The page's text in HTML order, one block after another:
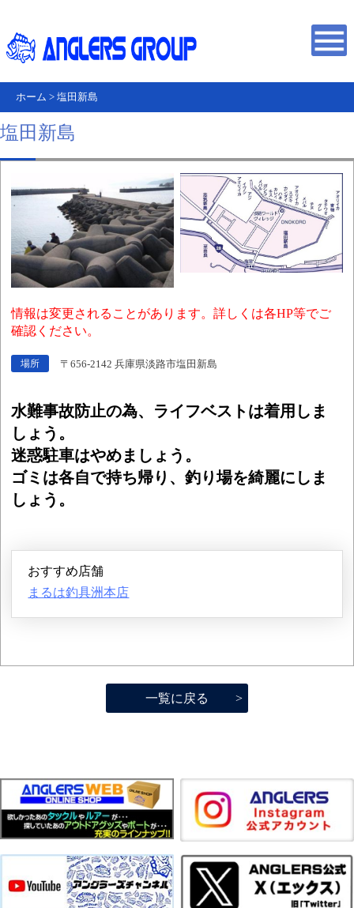
ホーム > 塩田新島
塩田新島
情報は変更されることがあります。詳しくは各HP等でご
確認ください。
場所 〒656-2142 兵庫県淡路市塩田新島
水難事故防止の為、ライフベストは着用しま
しょう。
迷惑駐車はやめましょう。
ゴミは各自で持ち帰り、釣り場を綺麗にしま
しょう。
おすすめ店舗
まるは釣具洲本店
一覧に戻る